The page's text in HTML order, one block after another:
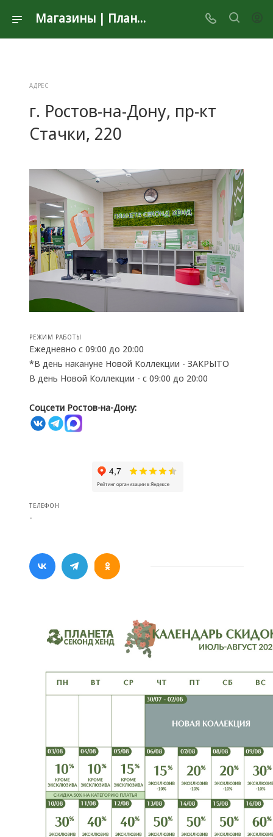
Магазины | Планета Секонд Хенд
АДРЕС
г. Ростов-на-Дону, пр-кт
Стачки, 220
РЕЖИМ РАБОТЫ
Ежедневно с 09:00 до 20:00
*В день накануне Новой Коллекции - ЗАКРЫТО
В день Новой Коллекции - с 09:00 до 20:00
Соцсети Ростов-на-Дону:
ТЕЛЕФОН
-